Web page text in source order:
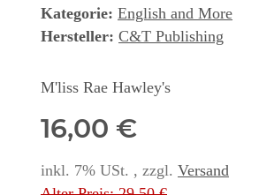
Kategorie: English and More
Hersteller: C&T Publishing
M'liss Rae Hawley's
16,00 €
inkl. 7% USt. , zzgl. Versand